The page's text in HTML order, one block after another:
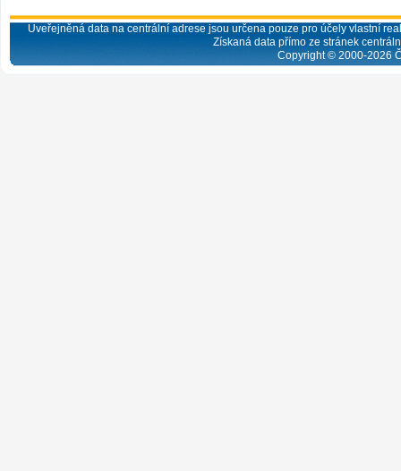
Uveřejněná data na centrální adrese jsou určena pouze pro účely vlastní
Získaná data přímo ze stránek
Copyright © 2000-2026